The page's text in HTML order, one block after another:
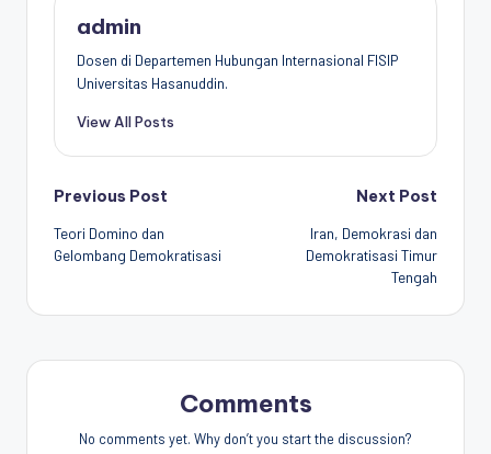
admin
Dosen di Departemen Hubungan Internasional FISIP
Universitas Hasanuddin.
View All Posts
Post
navigation
Previous Post
Teori Domino dan
Gelombang Demokratisasi
Next Post
Iran, Demokrasi dan
Demokratisasi Timur
Tengah
Comments
No comments yet. Why don’t you start the discussion?